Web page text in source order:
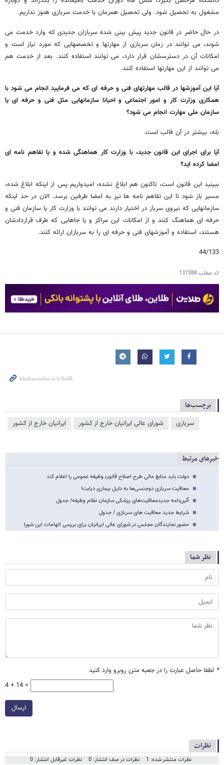
مشغول به تحصیل شود. ولی تحصیل همزمان با خدمت سربازی هنوز نداریم.
در حال حاضر در قانون جدید پیش بینی شده سربازان جدیدی که وارد خدمت می
شوند، می توانند در زمان سربازی از مهارتها و تخصصهایی که مورد نیاز است و
امکانات آن در دسترسشان قرار دارد، می توانند استفاده کنند. بعد از خدمت هم
می توانند از این مهارتها استفاده کنند.
آیا این آموزشها در قالب مهارتهای فنی و حرفه ای که می فرمایید انجام می شود با
همکاری وزارت کار و امور اجتماعی و احیانا سازمانهایی مثل فنی و حرفه ای یا
سازمان ملی مهارت انجام می شود؟
بله، بیشتر در آن قالب است.
آیا برای اجرای این قانون جدید، با وزارت کار هماهنگی شده و یا تفاهم نامه ای
امضا کرده اید؟
ببینید این قانون است، تاکنون هم ابلاغ نشده، امیدواریم پس از اینکه ابلاغ شده،
مسیر باز شود تا این تفاهم نامه ها نیز به امضا طرفین برسد. الان در حد اینکه
سازمانهایی که نیروی سرباز در اختیار دارند می توانند با وزارت کار یا سازمان فنی و
حرفه ای هماهنگ کنند و از امکانات این مراکز و یا جاهایی که طرف قراردادشان
هستند، استفاده و آموزشهای فنی و حرفه ای را به سربازان ارائه کنند.
44/133
کد مطلب137388
برچسب‌ها
سربازی شورای عالی ایرانیان خارج از کشور ایرانیان خارج از کشور
خبرهای مرتبط
دولت باید منابع مالی طرح اصلاح قانون وظیفه عمومی را اعلام کند
معافیت سربازی دوجنسی‌‌‌‌‌‌‌‌‌‌‌ها به دلیل بیماری دیابت!
آئین‌نامه جدیدمعافیت‌های پزشکی سازمان نظام وظیفه/ جدول
شرایط جدید معافیت های سربازی / جدول
حضور نمایندگان مجلس در شورای عالی ایرانیان برای بررسی اتهامات این شورا
نظر شما
* لطفا حاصل عبارت را در جعبه متن روبرو وارد کنید
4 + 14 =
ارسال
نظرات
نظرات منتشر شده: 1 نظرات در صف انتشار: 0 نظرات غیرقابل انتشار: 0